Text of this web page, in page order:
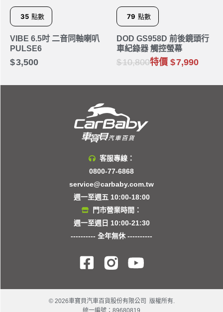
35 點數
VIBE 6.5吋 二音同軸喇叭
PULSE6
3,500
79 點數
DOD GS958D 前後鏡頭行
車紀錄器 觸控螢幕
10,800特價 7,990
客服專線：
0800-77-6868
service@carbaby.com.tw
週一至週五 10:00-18:00
門市營業時間：
週一至週日 10:00-21:30
---------- 全年無休 ----------
© 2026車寶貝汽車百貨股份有限公司 版權所有.